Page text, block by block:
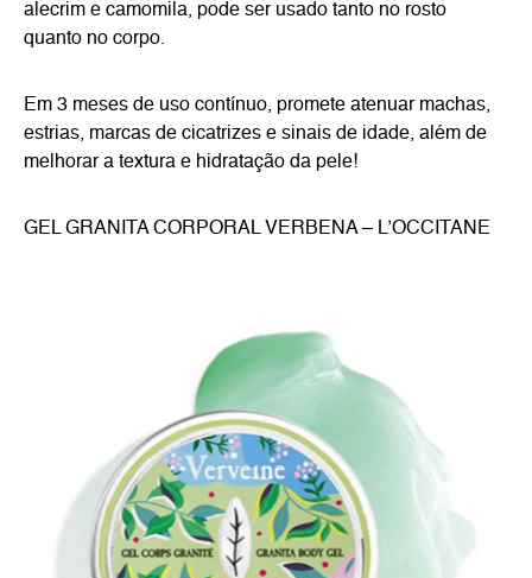
alecrim e camomila, pode ser usado tanto no rosto
quanto no corpo.
Em 3 meses de uso contínuo, promete atenuar machas,
estrias, marcas de cicatrizes e sinais de idade, além de
melhorar a textura e hidratação da pele!
GEL GRANITA CORPORAL VERBENA – L’OCCITANE